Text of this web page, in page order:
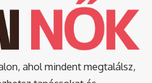
ahol mindent megtalálsz,